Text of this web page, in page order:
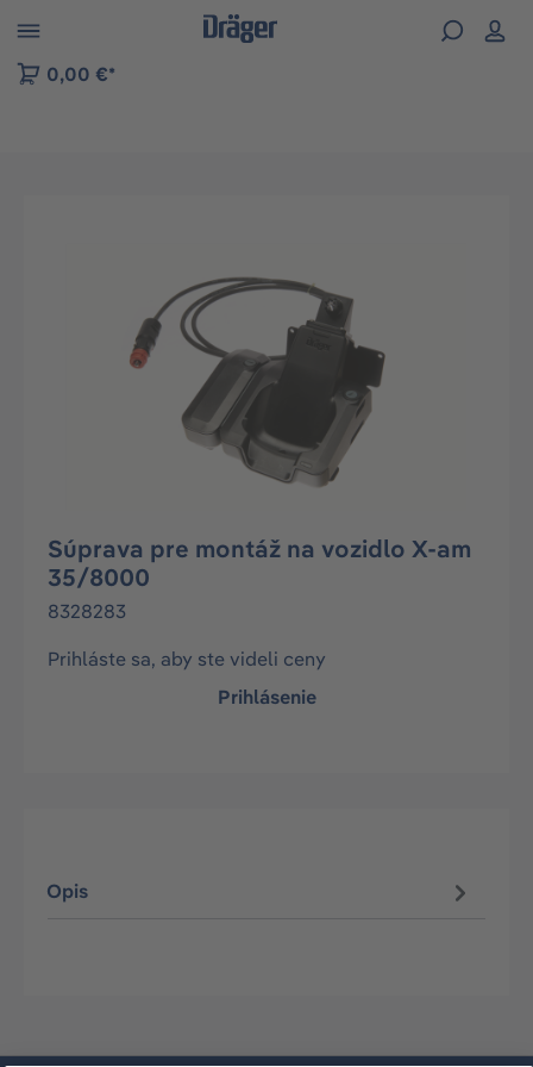
to B2B platform navigation
0,00 €*
Súprava pre montáž na vozidlo X-am
35/8000
8328283
Prihláste sa, aby ste videli ceny
Prihlásenie
Opis